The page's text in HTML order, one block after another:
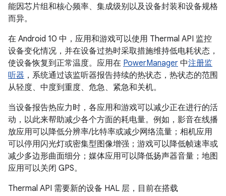
能因芯片组和核心频率、集成级别以及设备封装和设备规格
而异。
在 Android 10 中，应用和游戏可以使用 Thermal API 监控
设备变化情况，并在设备过热时采取措施维持低电耗状态，
使设备恢复到正常温度。应用在 PowerManager 中注册监
听器 ，系统通过该监听器报告持续的热状态，热状态的范围
从轻度、中度到重度、危急、紧急和关机。
当设备报告热应力时，各应用和游戏可以减少正在进行的活
动，以此来帮助减少各个方面的耗电量。例如，影音在线播
放应用可以降低分辨率/比特率或减少网络流量；相机应用
可以停用闪光灯或密集型图像增强；游戏可以降低帧速率或
减少多边形曲面细分；媒体应用可以降低扬声器音量；地图
应用可以关闭 GPS。
Thermal API 需要新的设备 HAL 层，目前在搭载